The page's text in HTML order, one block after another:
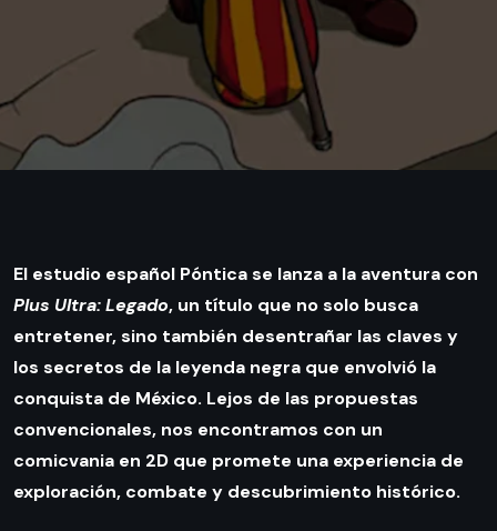
El estudio español Póntica se lanza a la aventura con
Plus Ultra: Legado, un título que no solo busca
entretener, sino también desentrañar las claves y
los secretos de la leyenda negra que envolvió la
conquista de México. Lejos de las propuestas
convencionales, nos encontramos con un
comicvania en 2D que promete una experiencia de
exploración, combate y descubrimiento histórico.